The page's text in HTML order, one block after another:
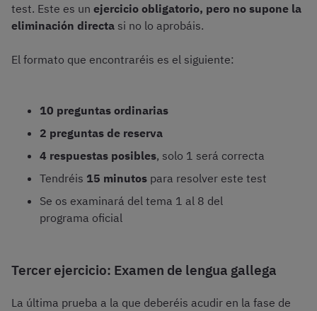
test. Este es un ejercicio obligatorio, pero no supone la
eliminación directa si no lo aprobáis.
El formato que encontraréis es el siguiente:
10 preguntas ordinarias
2 preguntas de reserva
4 respuestas posibles, solo 1 será correcta
Tendréis 15 minutos para resolver este test
Se os examinará del tema 1 al 8 del
programa oficial
Tercer ejercicio: Examen de lengua gallega
La última prueba a la que deberéis acudir en la fase de